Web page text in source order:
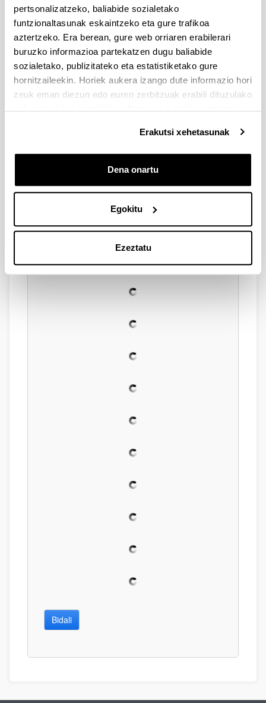
pertsonalizatzeko, baliabide sozialetako
funtzionaltasunak eskaintzeko eta gure trafikoa
aztertzeko. Era berean, gure web orriaren erabilerari
buruzko informazioa partekatzen dugu baliabide
sozialetako, publizitateko eta estatistiketako gure
hornitzaileekin. Horiek aukera izango dute informazio hori
zeuk eman diezun edo euren zerbitzuak erabili dituzulako
eskuratu duten bestelako informazio batekin uztartzeko.
Erakutsi xehetasunak
Dena onartu
Egokitu
Ezeztatu
Bidali